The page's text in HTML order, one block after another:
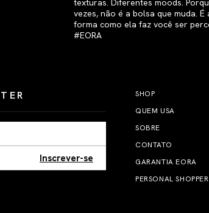
Inscrever-se
SHOP
QUEM USA
SOBRE
CONTATO
GARANTIA EORA
PERSONAL SHOPPER